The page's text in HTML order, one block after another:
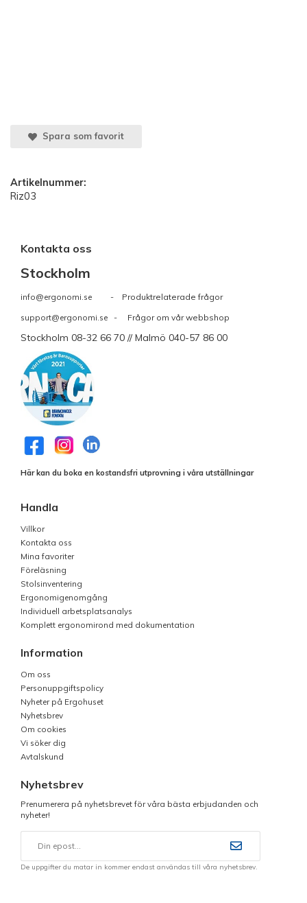
Spara som favorit
Artikelnummer:
Riz03
Kontakta oss
Stockholm
info@ergonomi.se - Produktrelaterade frågor
support@ergonomi.se - Frågor om vår webbshop
Stockholm 08-32 66 70 // Malmö 040-57 86 00
Här kan du boka en kostandsfri utprovning i våra utställningar
Handla
Villkor
Kontakta oss
Mina favoriter
Föreläsning
Stolsinventering
Ergonomigenomgång
Individuell arbetsplatsanalys
Komplett ergonomirond med dokumentation
Information
Om oss
Personuppgiftspolicy
Nyheter på Ergohuset
Nyhetsbrev
Om cookies
Vi söker dig
Avtalskund
Nyhetsbrev
Prenumerera på nyhetsbrevet för våra bästa erbjudanden och
nyheter!
De uppgifter du matar in kommer endast användas till våra nyhetsbrev.